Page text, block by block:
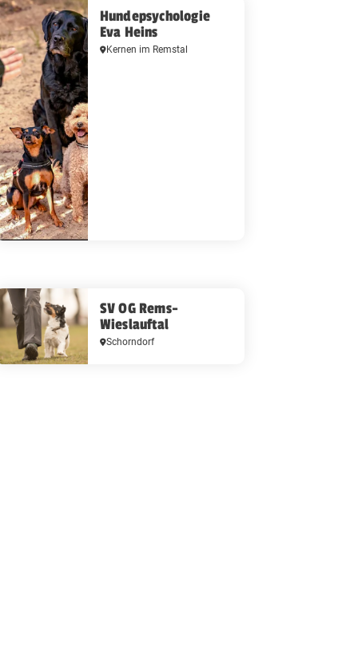
Hundepsychologie
Eva Heins
Kernen im Remstal
SV OG Rems-
Wieslauftal
Schorndorf